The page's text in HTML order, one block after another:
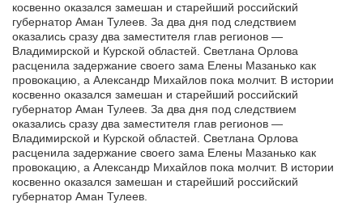
косвенно оказался замешан и старейший российский
губернатор Аман Тулеев. За два дня под следствием
оказались сразу два заместителя глав регионов —
Владимирской и Курской областей. Светлана Орлова
расценила задержание своего зама Елены Мазанько как
провокацию, а Александр Михайлов пока молчит. В истории
косвенно оказался замешан и старейший российский
губернатор Аман Тулеев. За два дня под следствием
оказались сразу два заместителя глав регионов —
Владимирской и Курской областей. Светлана Орлова
расценила задержание своего зама Елены Мазанько как
провокацию, а Александр Михайлов пока молчит. В истории
косвенно оказался замешан и старейший российский
губернатор Аман Тулеев.